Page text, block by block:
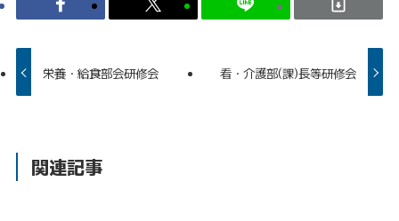
栄養・給食部会研修会 看・介護部(課)長等研修会
関連記事